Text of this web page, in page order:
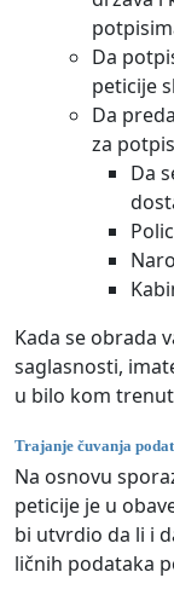
Da
peticije
Da
za
Da
Kada se obrada
saglasnosti,
u bilo kom
Trajanje čuvanja
Na osnovu
peticije je u
bi utvrdio da li i
ličnih podataka